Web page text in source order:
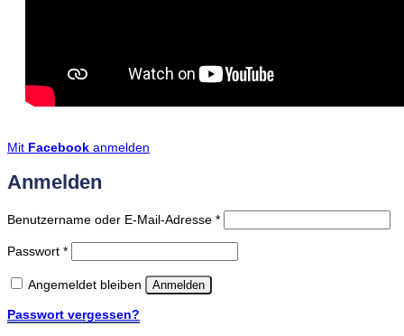
Mit Facebook anmelden
Anmelden
Benutzername oder E-Mail-Adresse *Erforderlich
Passwort *Erforderlich
Angemeldet bleiben Anmelden
Passwort vergessen?